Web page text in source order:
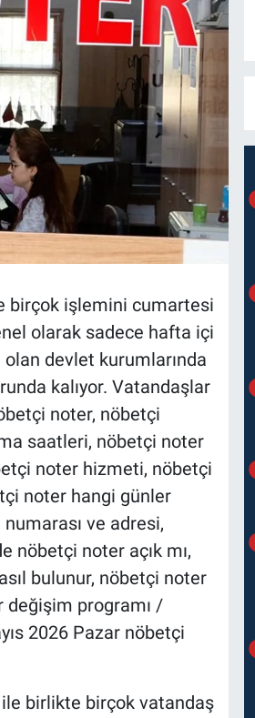
birçok işlemini cumartesi
olarak sadece hafta içi
olan devlet kurumlarında
kalıyor. Vatandaşlar
noter, nöbetçi
saatleri, nöbetçi noter
noter hizmeti, nöbetçi
noter hangi günler
ve adresi,
nöbetçi noter açık mı,
bulunur, nöbetçi noter
değişim programı /
2026 Pazar nöbetçi
birlikte birçok vatandaş